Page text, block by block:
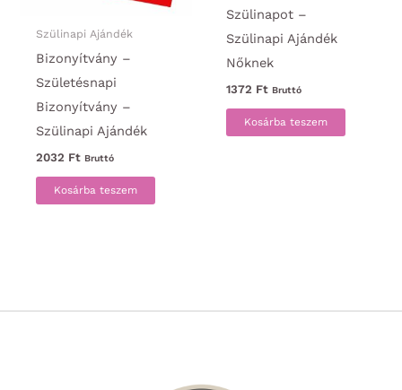
Szülinapi Ajándék
Bizonyítvány –
Születésnapi
Bizonyítvány –
Szülinapi Ajándék
2032 Ft Bruttó
Kosárba teszem
Szülinapot –
Szülinapi Ajándék
Nőknek
1372 Ft Bruttó
Kosárba teszem